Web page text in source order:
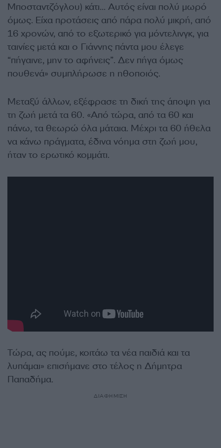
Μποσταντζόγλου) κάτι… Αυτός είναι πολύ μωρό
όμως. Είχα προτάσεις από πάρα πολύ μικρή, από
16 χρονών, από το εξωτερικό για μόντελινγκ, για
ταινίες μετά και ο Γιάννης πάντα μου έλεγε
“πήγαινε, μην το αφήνεις”. Δεν πήγα όμως
πουθενά» συμπλήρωσε η ηθοποιός.
Μεταξύ άλλων, εξέφρασε τη δική της άποψη για
τη ζωή μετά τα 60. «Από τώρα, από τα 60 και
πάνω, τα θεωρώ όλα μάταια. Μέχρι τα 60 ήθελα
να κάνω πράγματα, έδινα νόημα στη ζωή μου,
ήταν το ερωτικό κομμάτι.
Τώρα, ας πούμε, κοιτάω τα νέα παιδιά και τα
λυπάμαι» επισήμανε στο τέλος η Δήμητρα
Παπαδήμα.
ΔΙΑΦΗΜΙΣΗ